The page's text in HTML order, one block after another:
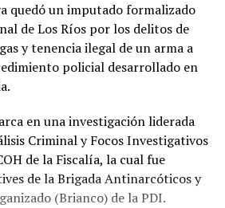
quedó un imputado formalizado
de Los Ríos por los delitos de
y tenencia ilegal de un arma a
policial desarrollado en
en una investigación liderada
Criminal y Focos Investigativos
de la Fiscalía, la cual fue
de la Brigada Antinarcóticos y
(Brianco) de la PDI.